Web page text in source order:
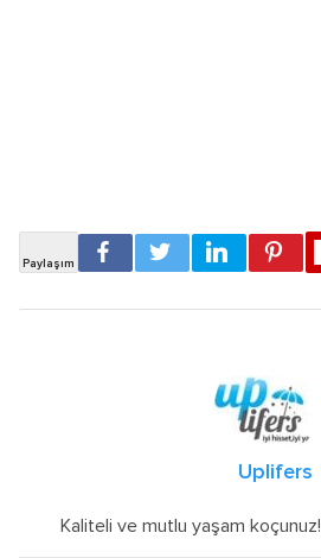
Uplifers
Kaliteli ve mutlu yaşam koçunuz!